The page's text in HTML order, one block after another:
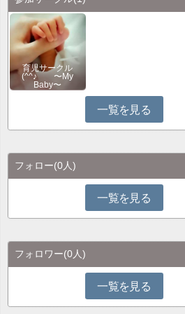
育児サークル
(^^♪ 〜My
Baby〜
一覧を見る
フォロー(0人)
一覧を見る
フォロワー(0人)
一覧を見る